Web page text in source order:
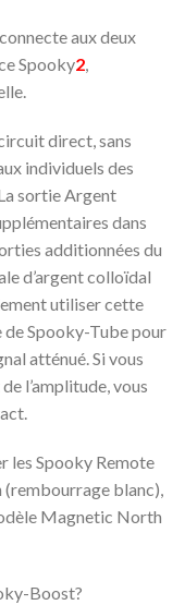
aux deux
Spooky2,
direct, sans
individuels des
sortie Argent
dans
additionnées du
d’argent colloïdal
utiliser cette
de Spooky-Tube pour
atténué. Si vous
l’amplitude, vous
les Spooky Remote
(rembourrage blanc),
Magnetic North
Boost?